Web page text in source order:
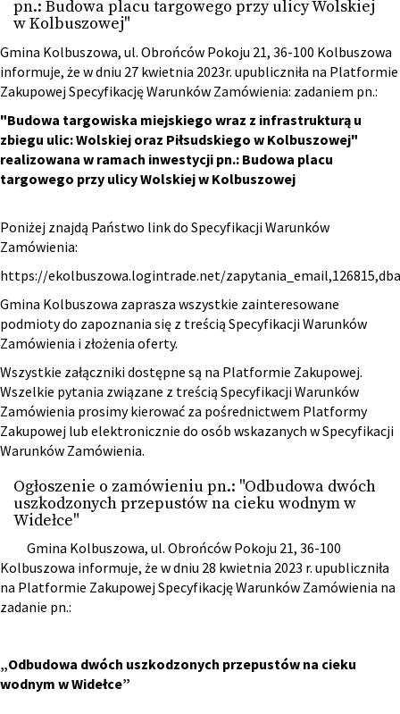
pn.: Budowa placu targowego przy ulicy Wolskiej
w Kolbuszowej"
Gmina Kolbuszowa, ul. Obrońców Pokoju 21, 36-100 Kolbuszowa
informuje, że w dniu 27 kwietnia 2023r. upubliczniła na Platformie
Zakupowej Specyfikację Warunków Zamówienia: zadaniem pn.:
"Budowa targowiska miejskiego wraz z infrastrukturą u
zbiegu ulic: Wolskiej oraz Piłsudskiego w Kolbuszowej"
realizowana w ramach inwestycji pn.: Budowa placu
targowego przy ulicy Wolskiej w Kolbuszowej
Poniżej znajdą Państwo link do Specyfikacji Warunków
Zamówienia:
https://ekolbuszowa.logintrade.net/
Gmina Kolbuszowa zaprasza wszystkie zainteresowane
podmioty do zapoznania się z treścią Specyfikacji Warunków
Zamówienia i złożenia oferty.
Wszystkie załączniki dostępne są na Platformie Zakupowej.
Wszelkie pytania związane z treścią Specyfikacji Warunków
Zamówienia prosimy kierować za pośrednictwem Platformy
Zakupowej lub elektronicznie do osób wskazanych w Specyfikacji
Warunków Zamówienia.
Ogłoszenie o zamówieniu pn.: "Odbudowa dwóch
uszkodzonych przepustów na cieku wodnym w
Widełce"
Gmina Kolbuszowa, ul. Obrońców Pokoju 21, 36-100
Kolbuszowa informuje, że w dniu 28 kwietnia 2023 r. upubliczniła
na Platformie Zakupowej Specyfikację Warunków Zamówienia na
zadanie pn.:
„Odbudowa dwóch uszkodzonych przepustów na cieku
wodnym w Widełce”